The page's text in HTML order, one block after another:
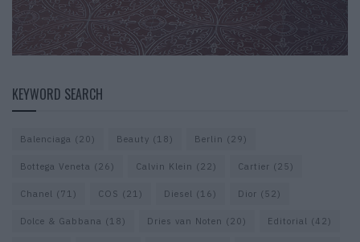
KEYWORD SEARCH
Balenciaga (20) Beauty (18) Berlin (29)
Bottega Veneta (26) Calvin Klein (22) Cartier (25)
Chanel (71) COS (21) Diesel (16) Dior (52)
Dolce & Gabbana (18) Dries van Noten (20) Editorial (42)